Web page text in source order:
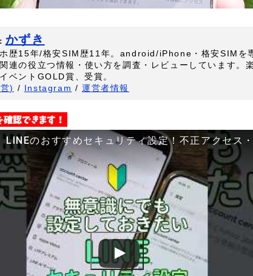
かずき
歴15年/格安SIM歴11年。android/iPhone・格安SIMを
連の役立つ情報・使い方を調査・レビューしています。
ベントGOLD賞、受賞。
) / Instagram /運営者情報
LINEのおすすめセキュリティ設定！不正アクセス